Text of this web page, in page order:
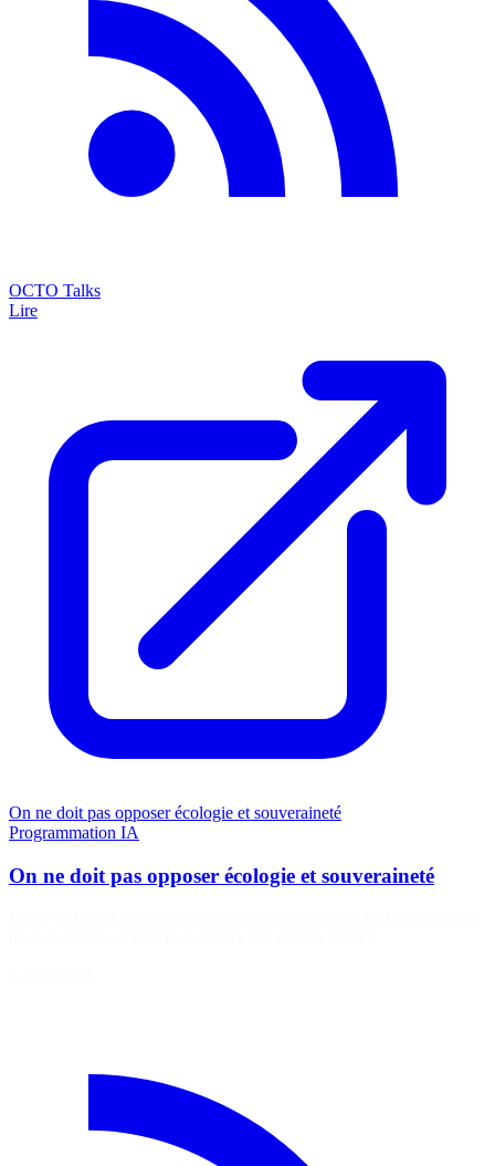
OCTO Talks
Lire
On ne doit pas opposer écologie et souveraineté
Programmation IA
On ne doit pas opposer écologie et souveraineté